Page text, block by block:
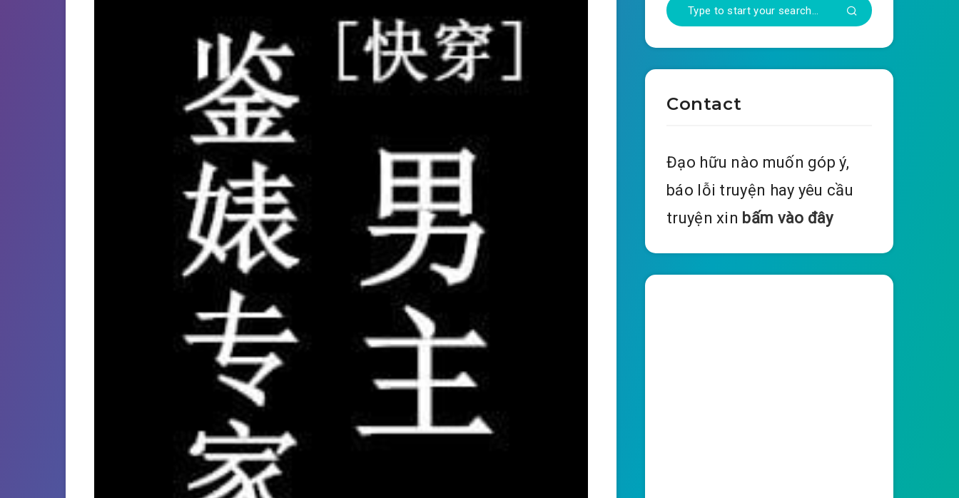
Contact
Đạo hữu nào muốn góp ý,
báo lỗi truyện hay yêu cầu
truyện xin bấm vào đây